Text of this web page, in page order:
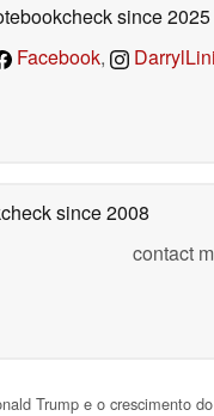
since 2025
Facebook,
since 2008
contact
Trump e o crescimento